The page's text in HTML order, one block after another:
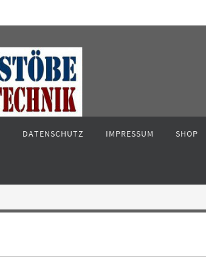
DATENSCHUTZ IMPRESSUM SHOP